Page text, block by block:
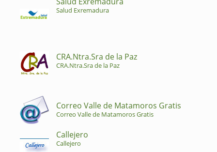
Salud Exremadura
CRA.Ntra.Sra de la Paz
CRA.Ntra.Sra de la Paz
Correo Valle de Matamoros Gratis
Correo Valle de Matamoros Gratis
Callejero
Callejero